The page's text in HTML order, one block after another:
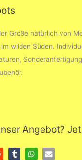
Größe natürlich von
wilden Süden.
Angebot?